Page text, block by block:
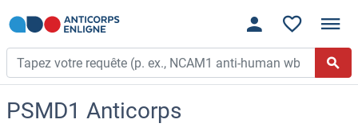
PSMD1 Anticorps